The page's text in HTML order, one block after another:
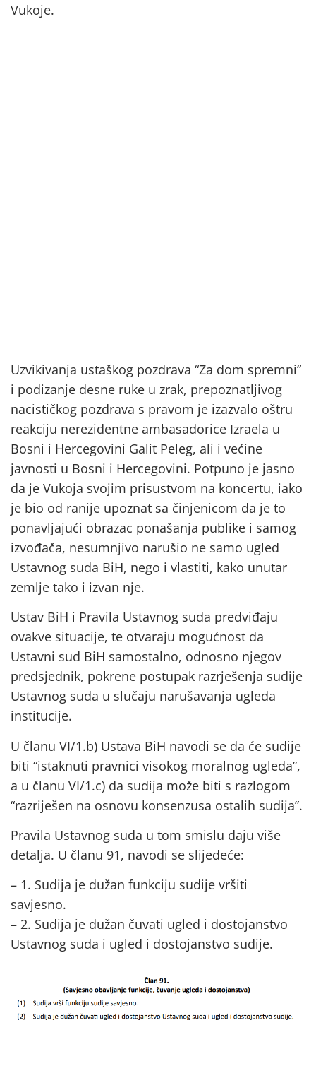
Vukoje.
Uzvikivanja ustaškog pozdrava “Za dom spremni”
i podizanje desne ruke u zrak, prepoznatljivog
nacističkog pozdrava s pravom je izazvalo oštru
reakciju nerezidentne ambasadorice Izraela u
Bosni i Hercegovini Galit Peleg, ali i većine
javnosti u Bosni i Hercegovini. Potpuno je jasno
da je Vukoja svojim prisustvom na koncertu, iako
je bio od ranije upoznat sa činjenicom da je to
ponavljajući obrazac ponašanja publike i samog
izvođača, nesumnjivo narušio ne samo ugled
Ustavnog suda BiH, nego i vlastiti, kako unutar
zemlje tako i izvan nje.
Ustav BiH i Pravila Ustavnog suda predviđaju
ovakve situacije, te otvaraju mogućnost da
Ustavni sud BiH samostalno, odnosno njegov
predsjednik, pokrene postupak razrješenja sudije
Ustavnog suda u slučaju narušavanja ugleda
institucije.
U članu VI/1.b) Ustava BiH navodi se da će sudije
biti “istaknuti pravnici visokog moralnog ugleda”,
a u članu VI/1.c) da sudija može biti s razlogom
“razriješen na osnovu konsenzusa ostalih sudija”.
Pravila Ustavnog suda u tom smislu daju više
detalja. U članu 91, navodi se slijedeće:
– 1. Sudija je dužan funkciju sudije vršiti
savjesno.
– 2. Sudija je dužan čuvati ugled i dostojanstvo
Ustavnog suda i ugled i dostojanstvo sudije.